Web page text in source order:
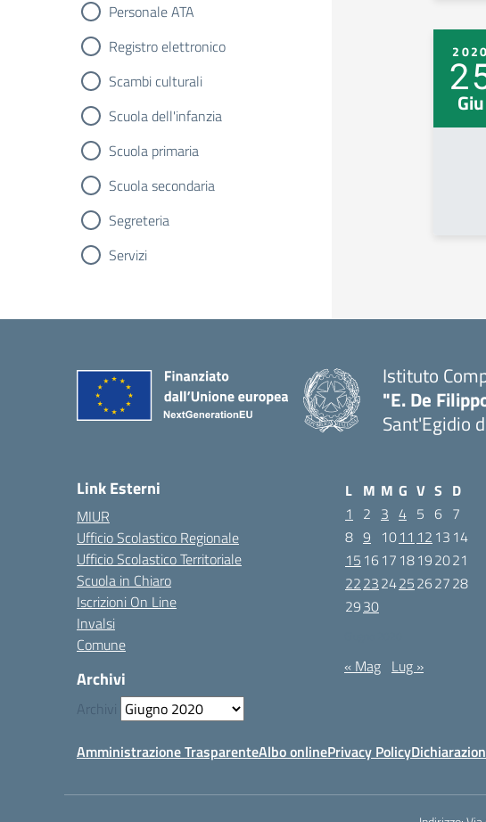
Personale ATA
Registro elettronico
Scambi culturali
Scuola dell'infanzia
Scuola primaria
Scuola secondaria
Segreteria
Servizi
2020
Giu
Istituto
"E. De
Sant'Egidio
Link Esterni
MIUR
Ufficio Scolastico Regionale
Ufficio Scolastico Territoriale
Scuola in Chiaro
Iscrizioni On Line
Invalsi
Comune
Archivi
Archivi
L M M G V S D
1
2 3 4 5 6 7
8 9 1011 12 13 14
15 1617 18192021
22232425262728
2930
« Mag Lug »
Amministrazione TrasparenteAlbo onlinePrivacy Policy